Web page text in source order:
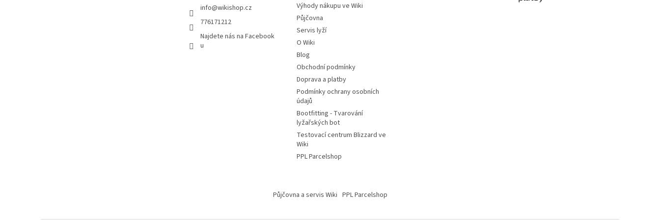
info@wikishop.cz
776171212
Najdete nás na Facebook
u
Výhody nákupu ve Wiki
Půjčovna
Servis lyží
O Wiki
Blog
Obchodní podmínky
Doprava a platby
Podmínky ochrany osobních
údajů
Bootfitting - Tvarování
lyžařských bot
Testovací centrum Blizzard ve
Wiki
PPL Parcelshop
Půjčovna a servis Wiki PPL Parcelshop